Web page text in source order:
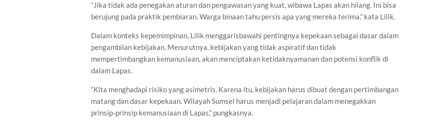
“Jika tidak ada penegakan aturan dan pengawasan yang kuat, wibawa Lapas akan hilang. Ini bisa
berujung pada praktik pembiaran. Warga binaan tahu persis apa yang mereka terima,” kata Lilik.
Dalam konteks kepemimpinan, Lilik menggarisbawahi pentingnya kepekaan sebagai dasar dalam
pengambilan kebijakan. Menurutnya, kebijakan yang tidak aspiratif dan tidak
mempertimbangkan kemanusiaan, akan menciptakan ketidaknyamanan dan potensi konflik di
dalam Lapas.
“Kita menghadapi risiko yang asimetris. Karena itu, kebijakan harus dibuat dengan pertimbangan
matang dan dasar kepekaan. Wilayah Sumsel harus menjadi pelajaran dalam menegakkan
prinsip-prinsip kemanusiaan di Lapas,” pungkasnya.